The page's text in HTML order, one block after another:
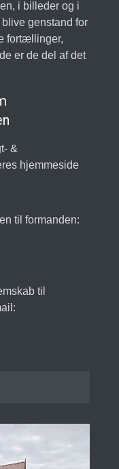
i billeder og i
genstand for
fortællinger,
er de del af det
&
hjemmeside
til formanden:
til